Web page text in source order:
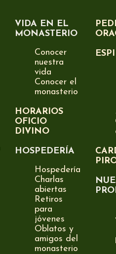
VIDA EN EL
MONASTERIO
Conocer
nuestra
vida
Conocer el
monasterio
HORARIOS
OFICIO
DIVINO
HOSPEDERÍA
Hospedería
Charlas
abiertas
Retiros
para
jóvenes
Oblatos y
amigos del
monasterio